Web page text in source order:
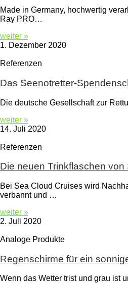
Made in Germany, hochwertig
Ray PRO…
weiter »
1. Dezember 2020
Referenzen
Das Seenotretter-
Die deutsche Gesellschaft zur
weiter »
14. Juli 2020
Referenzen
Die neuen Trinkflaschen
Bei Sea Cloud Cruises wird
verbannt und …
weiter »
2. Juli 2020
Analoge Produkte
Regenschirme für ein
Wenn das Wetter trist und grau ist